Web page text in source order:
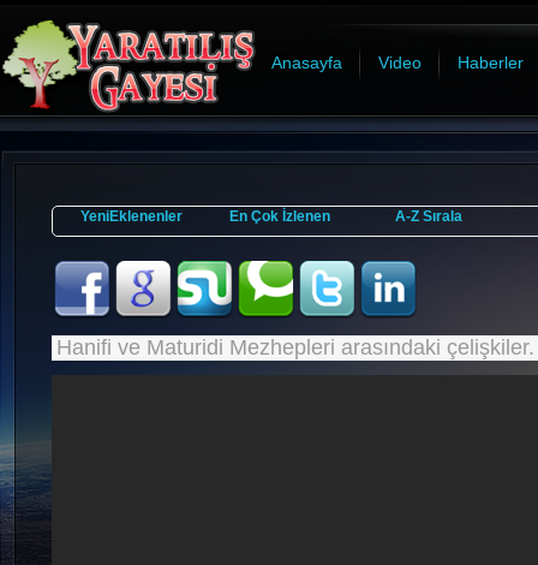
Anasayfa Video Haberler
YeniEklenenler En Çok İzlenen A-Z Sırala
Hanifi ve Maturidi Mezhepleri arasındaki